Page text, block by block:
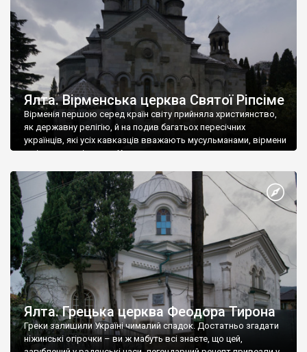
Ялта. Вірменська церква Святої Ріпсіме
Вірменія першою серед країн світу прийняла християнство,
як державну релігію, й на подив багатьох пересічних
українців, які усіх кавказців вважають мусульманами, вірмени
є відданими вірянами Христа
Ялта. Грецька церква Феодора Тирона
Греки залишили Україні чималий спадок. Достатньо згадати
ніжинські огірочки – ви ж мабуть всі знаєте, що цей,